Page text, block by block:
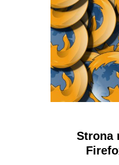
Strona